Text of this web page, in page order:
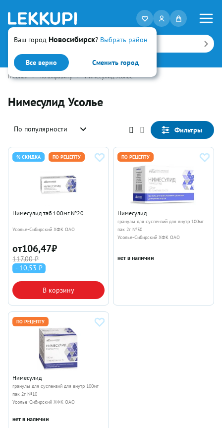
Ваш город Новосибирск? Выбрать район
Все верно Сменить город
Искать
Главная • по алфавиту • Нимесулид Усолье
Нимесулид Усолье
По популярности Фильтры
% СКИДКА ПО РЕЦЕПТУ
Нимесулид таб 100мг №20
Усолье-Сибирский ХФК ОАО
от106,47₽
117,00 ₽
- 10,53 ₽
В корзину
ПО РЕЦЕПТУ
Нимесулид
гранулы для суспензий для внутр 100мг
пак 2г №30
Усолье-Сибирский ХФК ОАО
нет в наличии
ПО РЕЦЕПТУ
Нимесулид
гранулы для суспензий для внутр 100мг
пак 2г №10
Усолье-Сибирский ХФК ОАО
нет в наличии